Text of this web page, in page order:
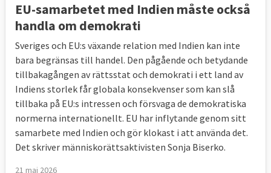
EU-samarbetet med Indien måste också
handla om demokrati
Sveriges och EU:s växande relation med Indien kan inte
bara begränsas till handel. Den pågående och betydande
tillbakagången av rättsstat och demokrati i ett land av
Indiens storlek får globala konsekvenser som kan slå
tillbaka på EU:s intressen och försvaga de demokratiska
normerna internationellt. EU har inflytande genom sitt
samarbete med Indien och gör klokast i att använda det.
Det skriver människorättsaktivisten Sonja Biserko.
21 maj 2026